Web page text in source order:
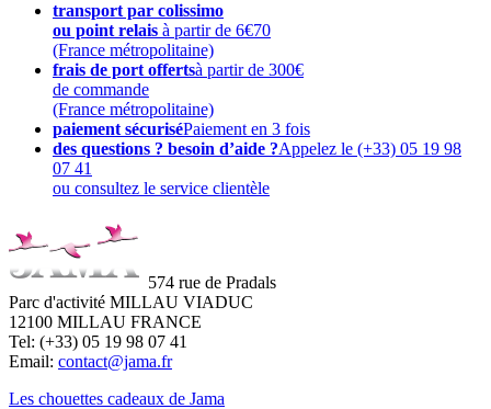
transport par colissimo
ou point relais à partir de 6€70
(France métropolitaine)
frais de port offertsà partir de 300€
de commande
(France métropolitaine)
paiement sécuriséPaiement en 3 fois
des questions ? besoin d’aide ?Appelez le (+33) 05 19 98
07 41
ou consultez le service clientèle
574 rue de Pradals
Parc d'activité MILLAU VIADUC
12100 MILLAU FRANCE
Tel: (+33) 05 19 98 07 41
Email: contact@jama.fr
Les chouettes cadeaux de Jama